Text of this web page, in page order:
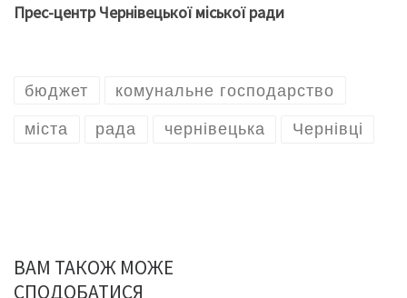
Прес-центр Чернівецької міської ради
бюджет комунальне господарство
міста рада чернівецька Чернівці
ВАМ ТАКОЖ МОЖЕ
СПОДОБАТИСЯ